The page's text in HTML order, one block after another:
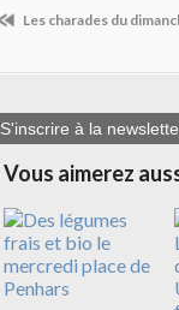
Les charades du
S'inscrire à la
Vous aimerez